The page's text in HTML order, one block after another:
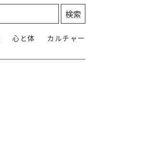
心と体 カルチャー